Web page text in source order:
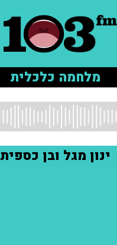
מלחמה כלכלית
ינון מגל ובן כספית